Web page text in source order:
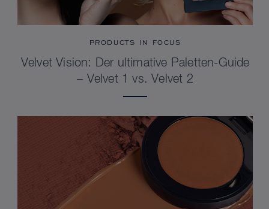
PRODUCTS IN FOCUS
Velvet Vision: Der ultimative Paletten-Guide
– Velvet 1 vs. Velvet 2